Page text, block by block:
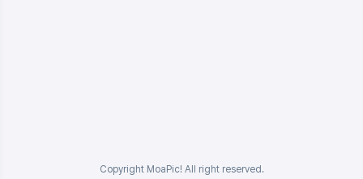
Copyright MoaPic! All right reserved.